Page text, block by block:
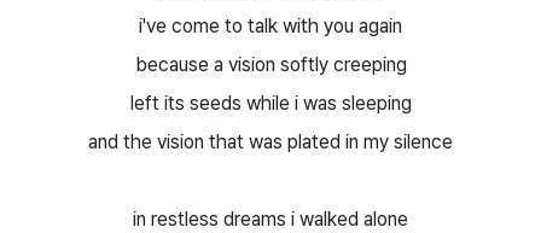
i've come to talk with you again
because a vision softly creeping
left its seeds while i was sleeping
and the vision that was plated in my silence
in restless dreams i walked alone